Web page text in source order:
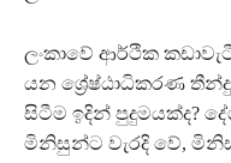
ලංකාවේ ආර්ථික
යන ශ්‍රේෂ්ඨාධිකරණ
සිටීම ඉදින් පුදුමයක්ද?
මිනිසුන්ට වැරදි වේ,